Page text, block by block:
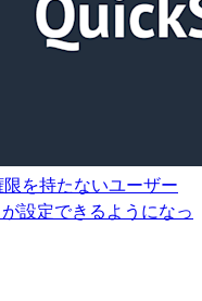
を持たないユーザー
設定できるようになっ